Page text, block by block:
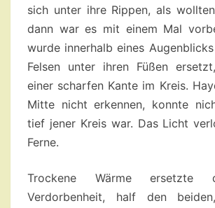
sich unter ihre Rippen, als
dann war es mit einem Mal
wurde innerhalb eines
Felsen unter ihren Füßen
einer scharfen Kante im Kreis.
Mitte nicht erkennen, konnte
tief jener Kreis war. Das Licht
Ferne.
Trockene Wärme ersetzte
Verdorbenheit, half den